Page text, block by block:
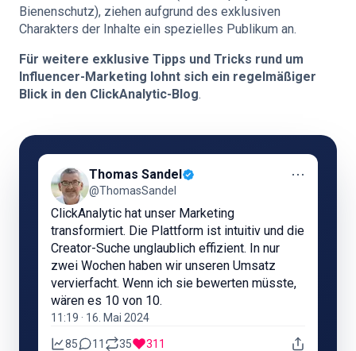
Bienenschutz), ziehen aufgrund des exklusiven
Charakters der Inhalte ein spezielles Publikum an.
Für weitere exklusive Tipps und Tricks rund um
Influencer-Marketing lohnt sich ein regelmäßiger
Blick in den ClickAnalytic-Blog.
Thomas Sandel
@ThomasSandel
⋯
ClickAnalytic hat unser Marketing
transformiert. Die Plattform ist intuitiv und die
Creator-Suche unglaublich effizient. In nur
zwei Wochen haben wir unseren Umsatz
vervierfacht. Wenn ich sie bewerten müsste,
wären es 10 von 10.
11:19 · 16. Mai 2024
85 11 35 311